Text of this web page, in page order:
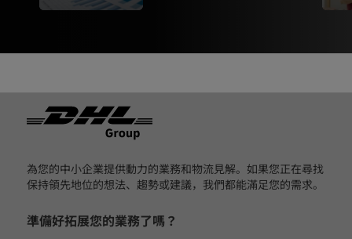
為您的中小企業提供動力的業務和物流見解。如果您正在尋找
保持領先地位的想法、趨勢或建議，我們都能滿足您的需求。
準備好拓展您的業務了嗎？